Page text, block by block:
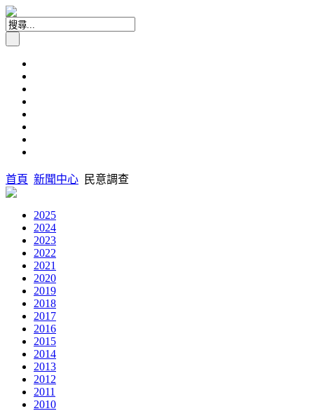
首頁 新聞中心 民意調查
2025
2024
2023
2022
2021
2020
2019
2018
2017
2016
2015
2014
2013
2012
2011
2010